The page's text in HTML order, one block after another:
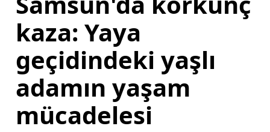
kaza: Yaya
geçidindeki yaşlı
adamın yaşam
mücadelesi